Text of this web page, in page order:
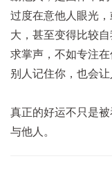
过度在意他人眼光
大，甚至变得比较
求掌声，不如专注
别人记住你，也会让
真正的好运不只是
与他人。